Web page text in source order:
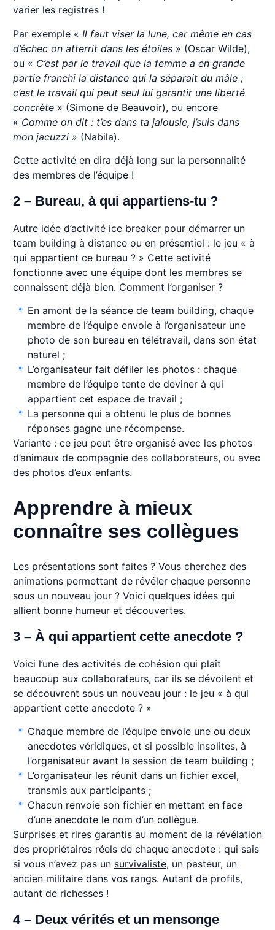
varier les registres !
Par exemple « Il faut viser la lune, car même en cas
d’échec on atterrit dans les étoiles » (Oscar Wilde),
ou « C’est par le travail que la femme a en grande
partie franchi la distance qui la séparait du mâle ;
c’est le travail qui peut seul lui garantir une liberté
concrète » (Simone de Beauvoir), ou encore
« Comme on dit : t’es dans ta jalousie, j’suis dans
mon jacuzzi » (Nabila).
Cette activité en dira déjà long sur la personnalité
des membres de l’équipe !
2 – Bureau, à qui appartiens-tu ?
Autre idée d’activité ice breaker pour démarrer un
team building à distance ou en présentiel : le jeu « à
qui appartient ce bureau ? » Cette activité
fonctionne avec une équipe dont les membres se
connaissent déjà bien. Comment l’organiser ?
En amont de la séance de team building, chaque
membre de l’équipe envoie à l’organisateur une
photo de son bureau en télétravail, dans son état
naturel ;
L’organisateur fait défiler les photos : chaque
membre de l’équipe tente de deviner à qui
appartient cet espace de travail ;
La personne qui a obtenu le plus de bonnes
réponses gagne une récompense.
Variante : ce jeu peut être organisé avec les photos
d’animaux de compagnie des collaborateurs, ou avec
des photos d’eux enfants.
Apprendre à mieux
connaître ses collègues
Les présentations sont faites ? Vous cherchez des
animations permettant de révéler chaque personne
sous un nouveau jour ? Voici quelques idées qui
allient bonne humeur et découvertes.
3 – À qui appartient cette anecdote ?
Voici l’une des activités de cohésion qui plaît
beaucoup aux collaborateurs, car ils se dévoilent et
se découvrent sous un nouveau jour : le jeu « à qui
appartient cette anecdote ? »
Chaque membre de l’équipe envoie une ou deux
anecdotes véridiques, et si possible insolites, à
l’organisateur avant la session de team building ;
L’organisateur les réunit dans un fichier excel,
transmis aux participants ;
Chacun renvoie son fichier en mettant en face
d’une anecdote le nom d’un collègue.
Surprises et rires garantis au moment de la révélation
des propriétaires réels de chaque anecdote : qui sais
si vous n’avez pas un survivaliste, un pasteur, un
ancien militaire dans vos rangs. Autant de profils,
autant de richesses !
4 – Deux vérités et un mensonge